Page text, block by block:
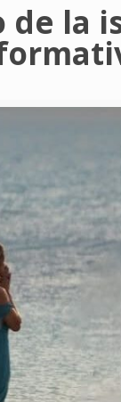
de la